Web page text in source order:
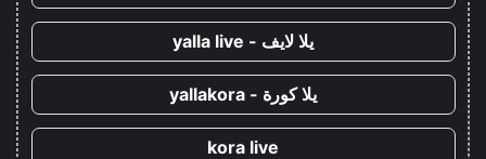
يلا لايف - yalla live
يلا كورة - yallakora
kora live